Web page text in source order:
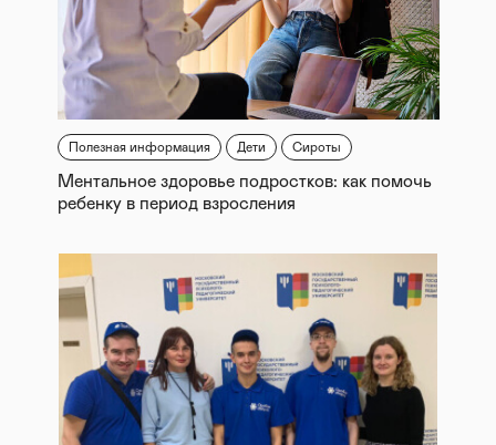
Полезная информация Дети Сироты
Ментальное здоровье подростков: как помочь
ребенку в период взросления